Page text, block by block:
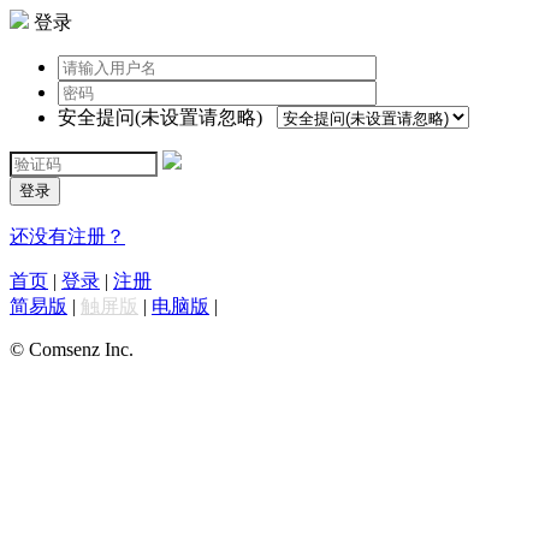
登录
安全提问(未设置请忽略)
登录
还没有注册？
首页 | 登录 | 注册
简易版 | 触屏版 | 电脑版 |
© Comsenz Inc.